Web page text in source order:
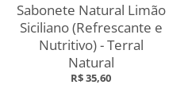
Sabonete Natural Limão
Siciliano (Refrescante e
Nutritivo) - Terral
Natural
R$ 35,60